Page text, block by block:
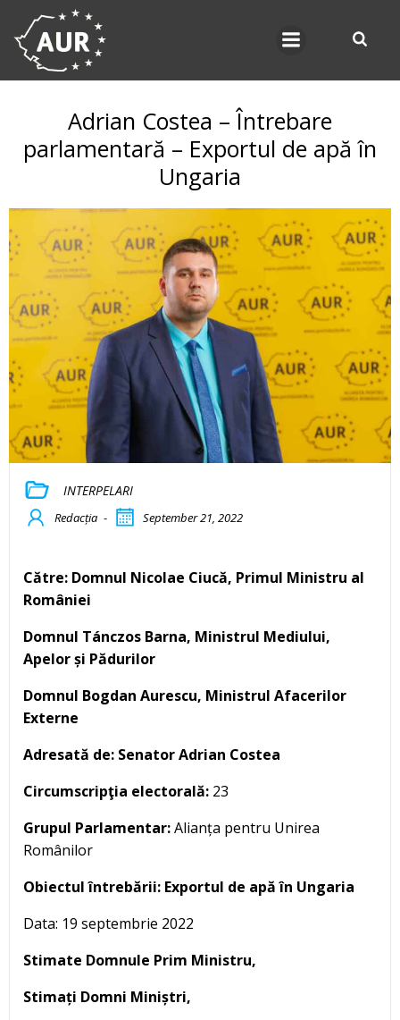
Adrian Costea – Întrebare
parlamentară – Exportul de apă în
Ungaria
INTERPELARI
Redacția - September 21, 2022
Către: Domnul Nicolae Ciucă, Primul Ministru al
României
Domnul Tánczos Barna, Ministrul Mediului,
Apelor și Pădurilor
Domnul Bogdan Aurescu, Ministrul Afacerilor
Externe
Adresată de: Senator Adrian Costea
Circumscripţia electorală: 23
Grupul Parlamentar:Alianța pentru Unirea
Românilor
Obiectul întrebării: Exportul de apă în Ungaria
Data: 19 septembrie 2022
Stimate Domnule Prim Ministru,
Stimați Domni Miniștri,